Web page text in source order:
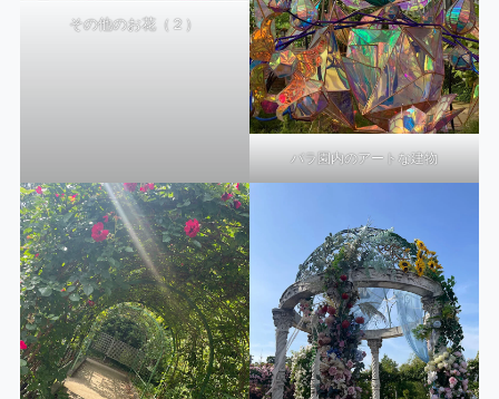
その他のお花（２）
バラ園内のアートな建物